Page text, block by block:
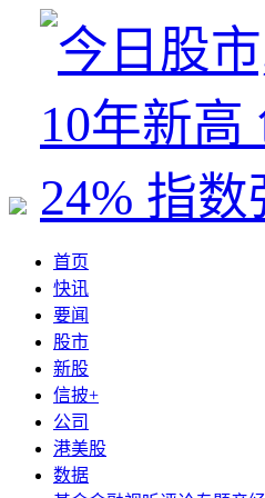
首页
快讯
要闻
股市
新股
信披+
公司
港美股
数据